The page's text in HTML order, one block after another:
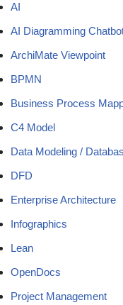
AI
AI Diagramming
ArchiMate Viewpoint
BPMN
Business Process
C4 Model
Data Modeling /
DFD
Enterprise Architecture
Infographics
Lean
OpenDocs
Project Management